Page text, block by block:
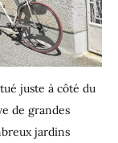
juste à côté du
de grandes
jardins